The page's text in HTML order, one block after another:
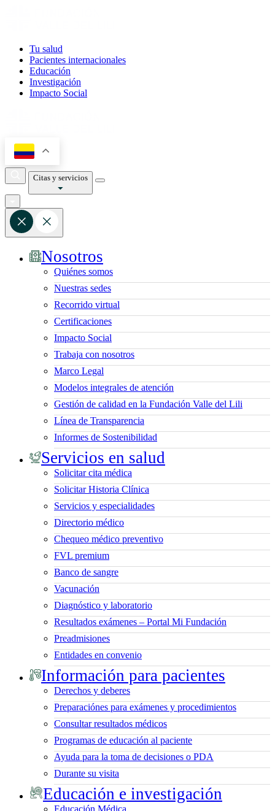
Tu salud
Pacientes internacionales
Educación
Investigación
Impacto Social
Citas y servicios
Nosotros
Quiénes somos
Nuestras sedes
Recorrido virtual
Certificaciones
Impacto Social
Trabaja con nosotros
Marco Legal
Modelos integrales de atención
Gestión de calidad en la Fundación Valle del Lili
Línea de Transparencia
Informes de Sostenibilidad
Servicios en salud
Solicitar cita médica
Solicitar Historia Clínica
Servicios y especialidades
Directorio médico
Chequeo médico preventivo
FVL premium
Banco de sangre
Vacunación
Diagnóstico y laboratorio
Resultados exámenes – Portal Mi Fundación
Preadmisiones
Entidades en convenio
Información para pacientes
Derechos y deberes
Preparaciónes para exámenes y procedimientos
Consultar resultados médicos
Programas de educación al paciente
Ayuda para la toma de decisiones o PDA
Durante su visita
Educación e investigación
Educación Médica